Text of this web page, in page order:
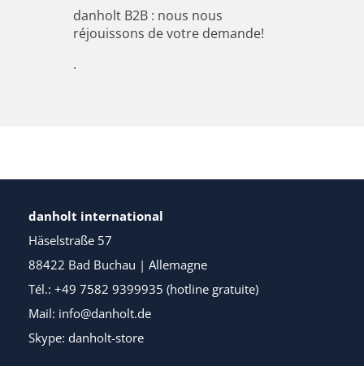
danholt B2B : nous nous
réjouissons de votre demande!
.
danholt international
Häselstraße 57
88422 Bad Buchau | Allemagne
Tél.: +49 7582 9399935 (hotline gratuite)
Mail: info@danholt.de
Skype: danholt-store